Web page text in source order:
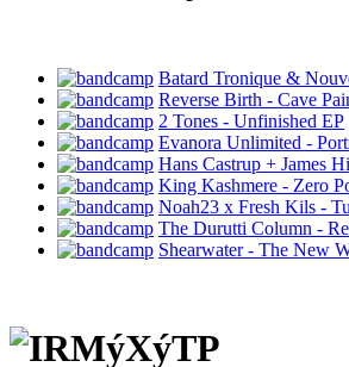
Batard Tronique &
Reverse Birth - Cave
2 Tones - Unfinished EP
Evanora Unlimited -
Hans Castrup + James
King Kashmere - Zero
Noah23 x Fresh Kils -
The Durutti Column -
Shearwater - The New